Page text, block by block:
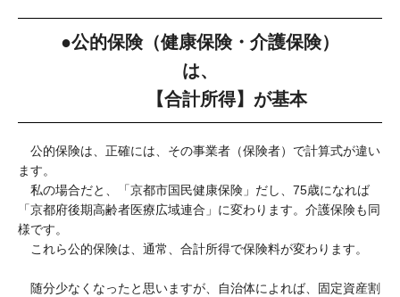
●公的保険（健康保険・介護保険）
は、
【合計所得】が基本
公的保険は、正確には、その事業者（保険者）で計算式が違い
ます。
私の場合だと、「京都市国民健康保険」だし、75歳になれば
「京都府後期高齢者医療広域連合」に変わります。介護保険も同
様です。
これら公的保険は、通常、合計所得で保険料が変わります。
随分少なくなったと思いますが、自治体によれば、固定資産割